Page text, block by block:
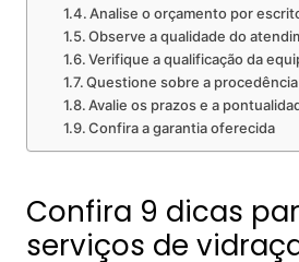
Analise o orçamento por
Observe a qualidade do
Verifique a qualificação da
Questione sobre a
Avalie os prazos e a
Confira a garantia oferecida
Confira 9 dicas
serviços de